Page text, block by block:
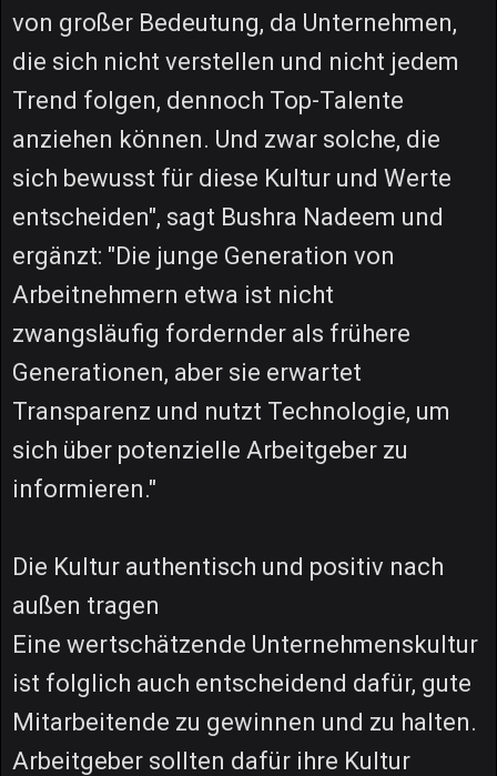
von großer Bedeutung, da Unternehmen,
die sich nicht verstellen und nicht jedem
Trend folgen, dennoch Top-Talente
anziehen können. Und zwar solche, die
sich bewusst für diese Kultur und Werte
entscheiden", sagt Bushra Nadeem und
ergänzt: "Die junge Generation von
Arbeitnehmern etwa ist nicht
zwangsläufig fordernder als frühere
Generationen, aber sie erwartet
Transparenz und nutzt Technologie, um
sich über potenzielle Arbeitgeber zu
informieren."
Die Kultur authentisch und positiv nach
außen tragen
Eine wertschätzende Unternehmenskultur
ist folglich auch entscheidend dafür, gute
Mitarbeitende zu gewinnen und zu halten.
Arbeitgeber sollten dafür ihre Kultur